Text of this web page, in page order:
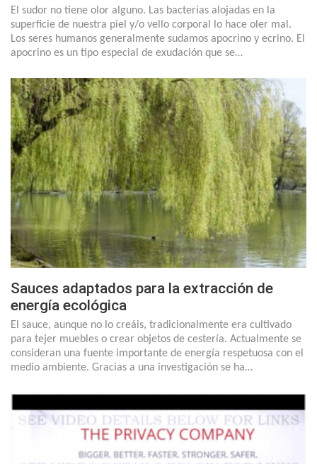
El sudor no tiene olor alguno. Las bacterias alojadas en la
superficie de nuestra piel y/o vello corporal lo hace oler mal.
Los seres humanos generalmente sudamos apocrino y ecrino. El
apocrino es un tipo especial de exudación que se…
Sauces adaptados para la extracción de
energía ecológica
El sauce, aunque no lo creáis, tradicionalmente era cultivado
para tejer muebles o crear objetos de cestería. Actualmente se
consideran una fuente importante de energía respetuosa con el
medio ambiente. Gracias a una investigación se ha…